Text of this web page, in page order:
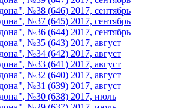
№38 (646) 2017, сентябрь
№37 (645) 2017, сентябрь
№36 (644) 2017, сентябрь
№35 (643) 2017, август
№34 (642) 2017, август
№33 (641) 2017, август
№32 (640) 2017, август
№31 (639) 2017, август
№30 (638) 2017, июль